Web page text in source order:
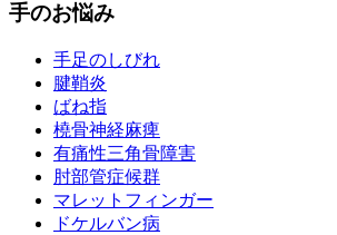
手のお悩み
手足のしびれ
腱鞘炎
ばね指
橈骨神経麻痺
有痛性三角骨障害
肘部管症候群
マレットフィンガー
ドケルバン病